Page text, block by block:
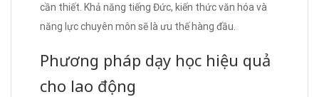
cần thiết. Khả năng tiếng Đức, kiến thức văn hóa và
năng lực chuyên môn sẽ là ưu thế hàng đầu.
Phương pháp dạy học hiệu quả
cho lao động